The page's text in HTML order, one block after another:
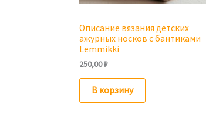
Описание вязания детских
ажурных носков с бантиками
Lemmikki
250,00₽
В корзину